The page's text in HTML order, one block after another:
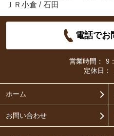
ＪＲ小倉 / 石田
電話でお
営業時間：
9
定休日：
ホーム
お問い合わせ